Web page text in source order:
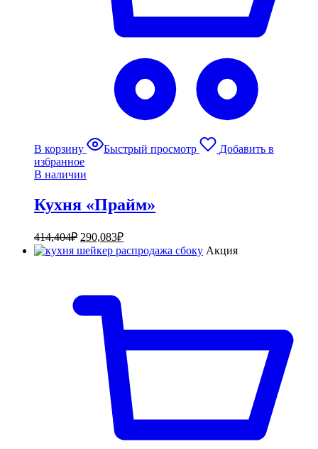
В корзину Быстрый просмотр
Добавить в
избранное
В наличии
Кухня «Прайм»
414,404₽ 290,083₽
Акция